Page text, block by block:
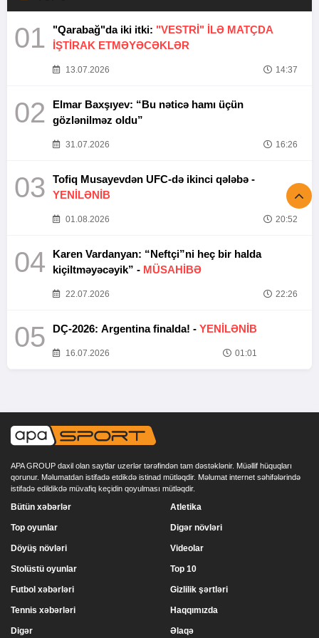
01 "Qarabağ"da iki itki: "VESTRİ" İLƏ MATÇDA
İŞTİRAK ETMƏYƏCƏKLƏR
13.07.2026 14:37
02
Elmar Baxşıyev: “Bu nəticə hamı üçün
gözlənilməz oldu”
31.07.2026 16:26
03
Tofiq Musayevdən UFC-də ikinci qələbə -
YENİLƏNİB
01.08.2026 20:52
04
Karen Vardanyan: “Neftçi”ni heç bir halda
kiçiltməyəcəyik” - MÜSAHİBƏ
22.07.2026 22:26
05 DÇ-2026: Argentina finalda! - YENİLƏNİB
16.07.2026 01:01
APA GROUP daxil olan saytlar uzerlər tərəfindən tam dəstəklənir. Müəllif hüquqları
qorunur. Məlumatdan istifadə etdikdə istinad mütləqdir. Məlumat internet səhifələrində
istifadə edildikdə müvafiq keçidin qoyulması mütləqdir.
Bütün xəbərlər
Top oyunlar
Döyüş növləri
Stolüstü oyunlar
Atletika
Digər növləri
Videolar
Top 10
Futbol xəbərləri
Tennis xəbərləri
Digər
Gizlilik şərtləri
Haqqımızda
Əlaqə